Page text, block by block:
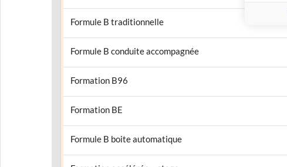
Formule B traditionnelle
Formule B conduite accompagnée
Formation B96
Formation BE
Formule B boite automatique